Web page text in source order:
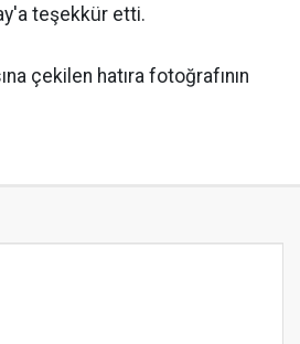
teşekkür etti.
çekilen hatıra fotoğrafının